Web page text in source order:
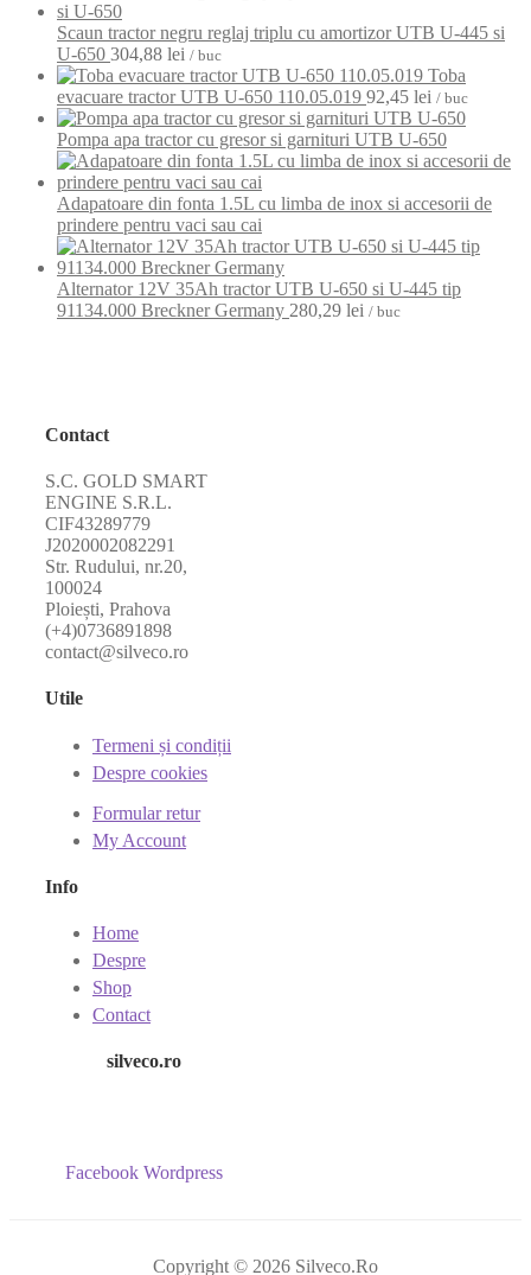
Scaun tractor negru reglaj triplu cu amortizor UTB U-445 si
U-650 304,88 lei / buc
Toba
evacuare tractor UTB U-650 110.05.019 92,45 lei / buc
Pompa apa tractor cu gresor si garnituri UTB U-650
Adapatoare din fonta 1.5L cu limba de inox si accesorii de
prindere pentru vaci sau cai
Alternator 12V 35Ah tractor UTB U-650 si U-445 tip
91134.000 Breckner Germany 280,29 lei / buc
Contact
S.C. GOLD SMART
ENGINE S.R.L.
CIF43289779
J2020002082291
Str. Rudului, nr.20,
100024
Ploiești, Prahova
(+4)0736891898
contact@silveco.ro
Utile
Termeni și condiții
Despre cookies
Formular retur
My Account
Info
Home
Despre
Shop
Contact
silveco.ro
Facebook Wordpress
Copyright © 2026 Silveco.Ro